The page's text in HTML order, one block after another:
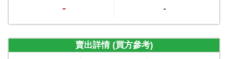
- -
賣出詳情 (買方參考)